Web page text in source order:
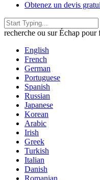
Obtenez un devis
recherche ou sur Échap pour
English
French
German
Portuguese
Spanish
Russian
Japanese
Korean
Arabic
Irish
Greek
Turkish
Italian
Danish